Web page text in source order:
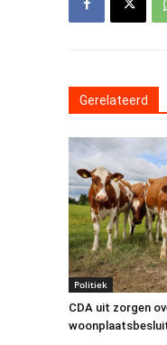
Gerelateerd
Politiek
CDA uit zorgen